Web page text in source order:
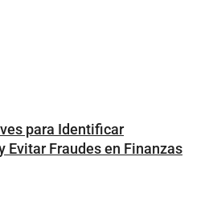
para Identificar
Evitar Fraudes en Finanzas